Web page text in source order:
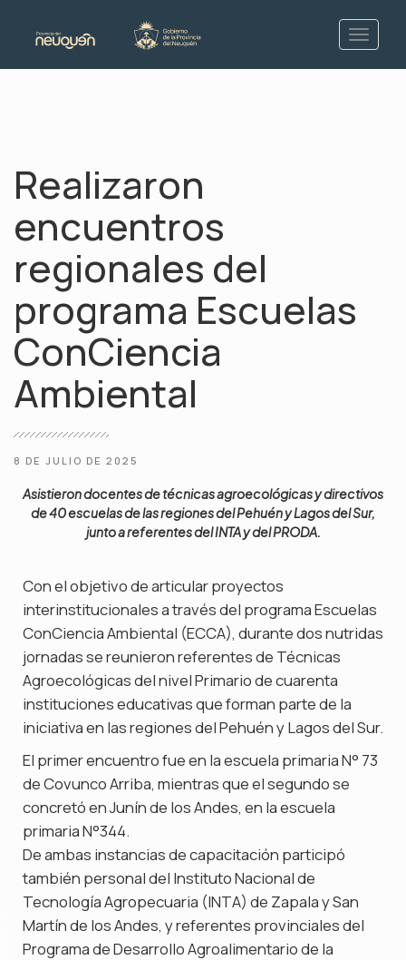
Realizaron
encuentros
regionales del
programa Escuelas
ConCiencia
Ambiental
8 DE JULIO DE 2025
Asistieron docentes de técnicas agroecológicas y directivos
de 40 escuelas de las regiones del Pehuén y Lagos del Sur,
junto a referentes del INTA y del PRODA.
Con el objetivo de articular proyectos
interinstitucionales a través del programa Escuelas
ConCiencia Ambiental (ECCA), durante dos nutridas
jornadas se reunieron referentes de Técnicas
Agroecológicas del nivel Primario de cuarenta
instituciones educativas que forman parte de la
iniciativa en las regiones del Pehuén y Lagos del Sur.
El primer encuentro fue en la escuela primaria N° 73
de Covunco Arriba, mientras que el segundo se
concretó en Junín de los Andes, en la escuela
primaria N°344.
De ambas instancias de capacitación participó
también personal del Instituto Nacional de
Tecnología Agropecuaria (INTA) de Zapala y San
Martín de los Andes, y referentes provinciales del
Programa de Desarrollo Agroalimentario de la